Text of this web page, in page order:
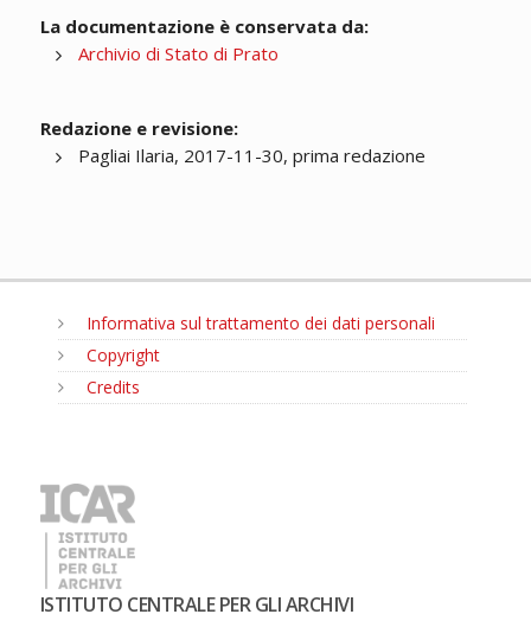
La documentazione è conservata da:
Archivio di Stato di Prato
Redazione e revisione:
Pagliai Ilaria, 2017-11-30, prima redazione
Informativa sul trattamento dei dati personali
Copyright
Credits
ISTITUTO CENTRALE PER GLI ARCHIVI